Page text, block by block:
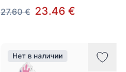
27.60 € 23.46 €
Нет в наличии